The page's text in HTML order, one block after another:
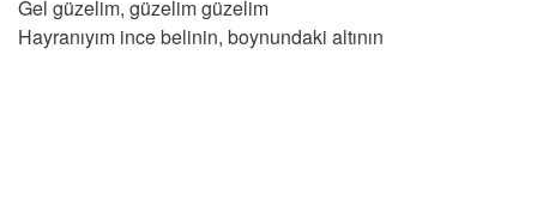
Gel güzelim, güzelim güzelim
Hayranıyım ince belinin, boynundaki altının